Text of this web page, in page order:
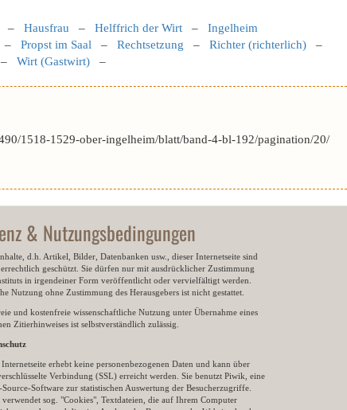
– Hausfrau – Helffrich der Wirt – Ingelheim
– Propst im Saal – Rechtsetzung – Richter (richterlich) –
Wirt (Gastwirt) –
1518-1529-ober-ingelheim/blatt/band-4-bl-192/pagination/20/
& Nutzungsbedingungen
d.h. Artikel, Bilder, Datenbanken usw., dieser Internetseite sind
geschützt. Sie dürfen nur mit ausdrücklicher Zustimmung
in irgendeiner Form veröffentlicht oder vervielfältigt werden.
Nutzung ohne Zustimmung des Herausgebers ist nicht gestattet.
und kostenfreie wissenschaftliche Nutzung unter Übernahme eines
Zitierhinweises ist selbstverständlich zulässig.
Internetseite erhebt keine personenbezogenen Daten und kann über
Verbindung (SSL) erreicht werden. Sie benutzt Piwik, eine
Source-Software zur statistischen Auswertung der Besucherzugriffe.
sog. "Cookies", Textdateien, die auf Ihrem Computer